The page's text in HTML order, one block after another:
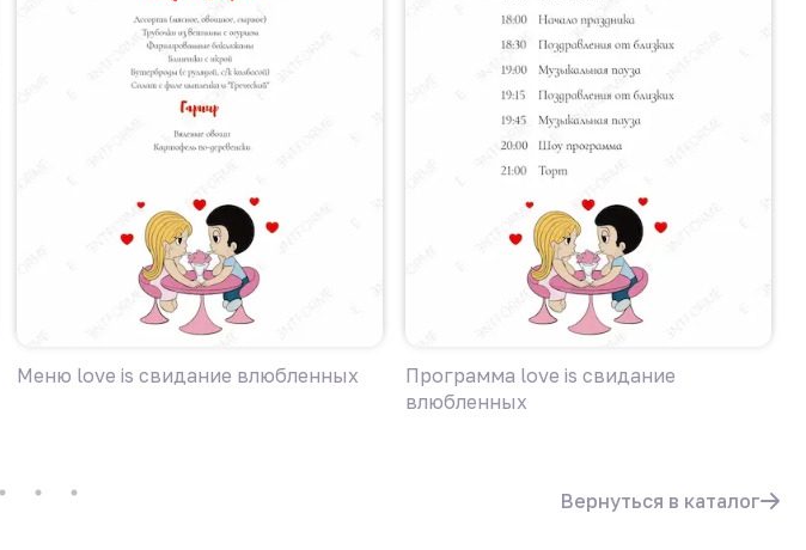
Меню love is свидание влюбленных
Программа love is свидание
влюбленных
Вернуться в каталог